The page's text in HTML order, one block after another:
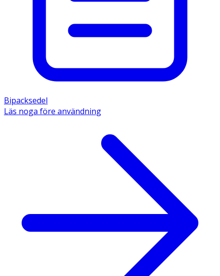
Bipacksedel
Läs noga före användning